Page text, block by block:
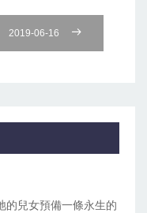
2019-06-16
的兒女預備一條永生的